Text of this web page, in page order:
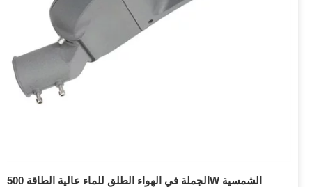
الجملة في الهواء الطلق للماء عالية الطاقة 500W الشمسية